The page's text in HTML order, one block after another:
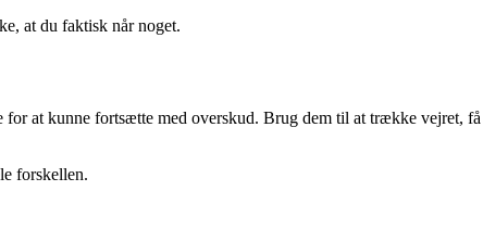
at du faktisk når noget.
at kunne fortsætte med overskud. Brug dem til at trække vejret, få
forskellen.